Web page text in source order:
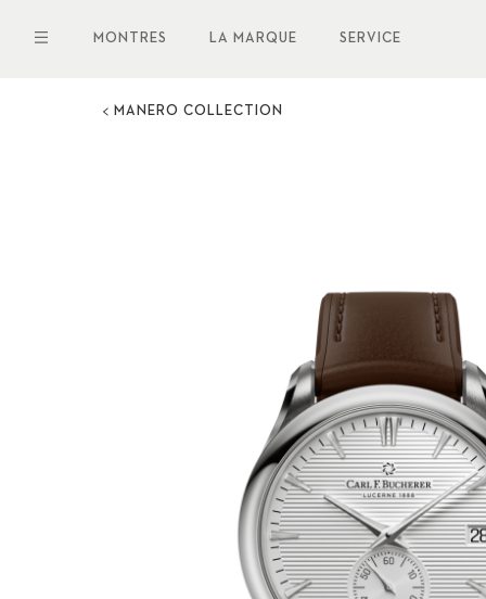
MONTRES LA MARQUE SERVICE
MANERO COLLECTION